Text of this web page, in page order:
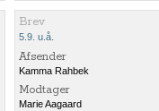
Brev
5.9. u.å.
Afsender
Kamma Rahbek
Modtager
Marie Aagaard